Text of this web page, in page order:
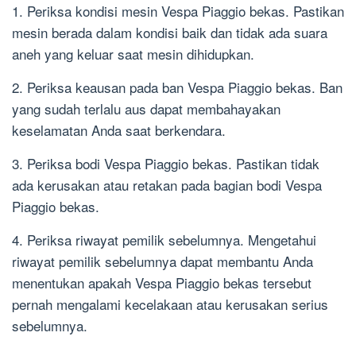
1. Periksa kondisi mesin Vespa Piaggio bekas. Pastikan
mesin berada dalam kondisi baik dan tidak ada suara
aneh yang keluar saat mesin dihidupkan.
2. Periksa keausan pada ban Vespa Piaggio bekas. Ban
yang sudah terlalu aus dapat membahayakan
keselamatan Anda saat berkendara.
3. Periksa bodi Vespa Piaggio bekas. Pastikan tidak
ada kerusakan atau retakan pada bagian bodi Vespa
Piaggio bekas.
4. Periksa riwayat pemilik sebelumnya. Mengetahui
riwayat pemilik sebelumnya dapat membantu Anda
menentukan apakah Vespa Piaggio bekas tersebut
pernah mengalami kecelakaan atau kerusakan serius
sebelumnya.